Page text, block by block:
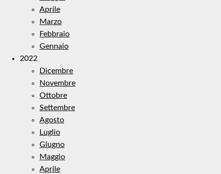
Aprile
Marzo
Febbraio
Gennaio
2022
Dicembre
Novembre
Ottobre
Settembre
Agosto
Luglio
Giugno
Maggio
Aprile